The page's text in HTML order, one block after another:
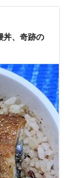
な素材への
はすべて
丼、奇跡の